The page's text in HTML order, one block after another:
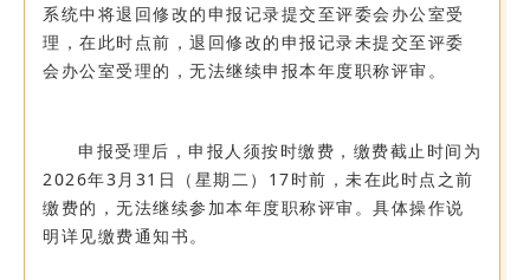
系统中将退回修改的申报记录提交至评委会办公室受
理，在此时点前，退回修改的申报记录未提交至评委
会办公室受理的，无法继续申报本年度职称评审。
申报受理后，申报人须按时缴费，缴费截止时间为
2026年3月31日（星期二）17时前，未在此时点之前
缴费的，无法继续参加本年度职称评审。具体操作说
明详见缴费通知书。